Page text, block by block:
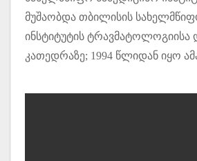
მუშაობდა თბილისის
ინსტიტუტის
კათედრაზე; 1994 წლიდან იყო